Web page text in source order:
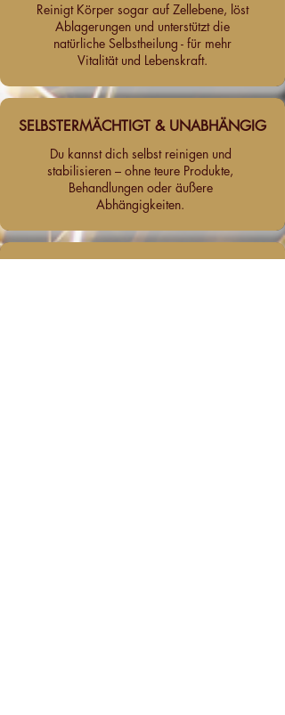
Reinigt Körper sogar auf Zellebene, löst
Ablagerungen und unterstützt die
natürliche Selbstheilung - für mehr
Vitalität und Lebenskraft.
SELBSTERMÄCHTIGT & UNABHÄNGIG
Du kannst dich selbst reinigen und
stabilisieren – ohne teure Produkte,
Behandlungen oder äußere
Abhängigkeiten.